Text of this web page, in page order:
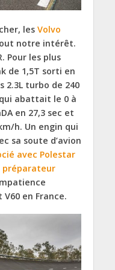
les Volvo
notre intérêt.
Pour les plus
de 1,5T sorti en
2.3L turbo de 240
abattait le 0 à
en 27,3 sec et
h. Un engin qui
sa soute d’avion
avec Polestar
V60 en France.